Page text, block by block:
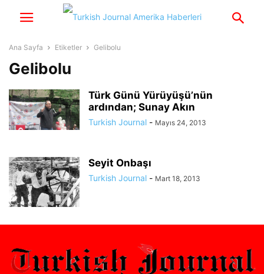
Ana Sayfa Etiketler Gelibolu
Gelibolu
Türk Günü Yürüyüşü’nün
ardından; Sunay Akın
Turkish Journal - Mayıs 24, 2013
Seyit Onbaşı
Turkish Journal - Mart 18, 2013